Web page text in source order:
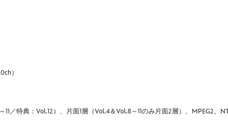
）
／特典：Vol.12）、片面1層（Vol.4＆Vol.8～11のみ片面2層）、MPEG2、